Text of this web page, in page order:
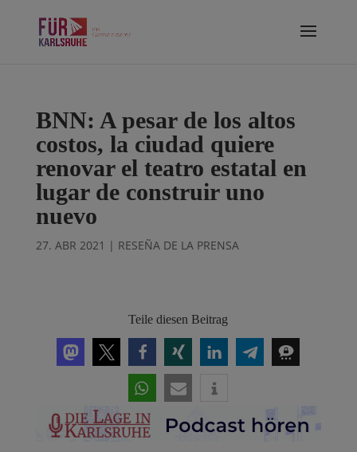
BNN: A pesar de los altos
costos, la ciudad quiere
renovar el teatro estatal en
lugar de construir uno
nuevo
27. ABR 2021 | RESEÑA DE LA PRENSA
Teile diesen Beitrag